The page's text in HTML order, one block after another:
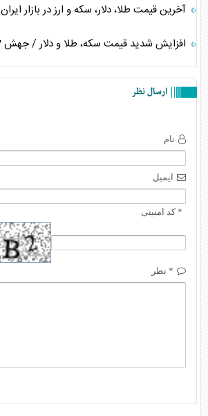
آخرین قیمت طلا، دلار، سکه و ارز در بازار ایران ۱۴۰۳/۰۵/۲۰
افزایش شدید قیمت سکه، طلا و دلار / جهش ۲ میلیونی قیمت سکه
ارسال نظر
نام
ایمیل
* کد امنیتی
* نظر